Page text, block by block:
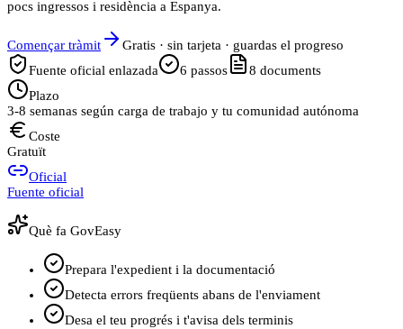
pocs ingressos i residència a Espanya.
Començar tràmit
Gratis · sin tarjeta · guardas el progreso
Fuente oficial enlazada
6 passos 8 documents
Plazo
3-8 semanas según carga de trabajo y tu comunidad autónoma
Coste
Gratuït
Oficial
Fuente oficial
Què fa GovEasy
Prepara l'expedient i la documentació
Detecta errors freqüents abans de l'enviament
Desa el teu progrés i t'avisa dels terminis